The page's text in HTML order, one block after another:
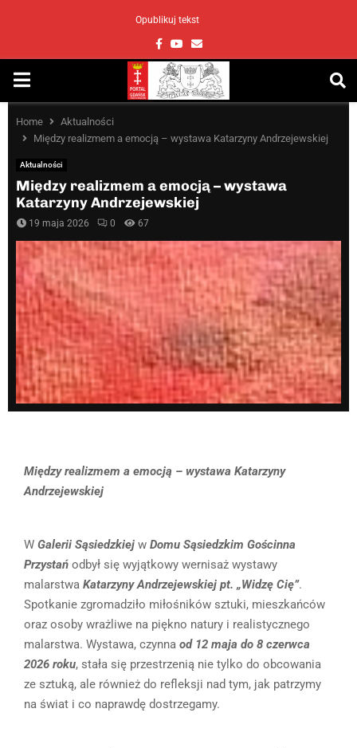
Opublikuj tekst
Facebook
Youtube
Email
PRIMARY
MENU
Home
Aktualności
Między realizmem a emocją – wystawa Katarzyny Andrzejewskiej
Aktualności
Między realizmem a emocją – wystawa
Katarzyny Andrzejewskiej
19 maja 2026 0 67
Między realizmem a emocją – wystawa Katarzyny
Andrzejewskiej
W Galerii Sąsiedzkiej w Domu Sąsiedzkim Gościnna
Przystań odbył się wyjątkowy wernisaż wystawy
malarstwa Katarzyny Andrzejewskiej pt. „Widzę Cię”.
Spotkanie zgromadziło miłośników sztuki, mieszkańców
oraz osoby wrażliwe na piękno natury i realistycznego
malarstwa. Wystawa, czynna od 12 maja do 8 czerwca
2026 roku, stała się przestrzenią nie tylko do obcowania
ze sztuką, ale również do refleksji nad tym, jak patrzymy
na świat i co naprawdę dostrzegamy.